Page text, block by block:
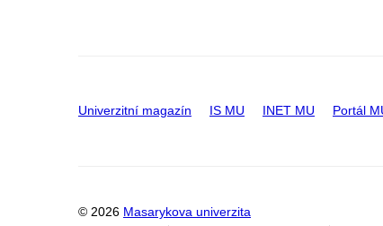
Univerzitní magazín IS MU INET MU Portál
© 2026 Masarykova univerzita